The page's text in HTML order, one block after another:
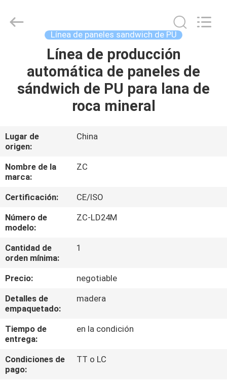
HOGAR
PRODUCTOS
NOSOTROS
VIAJE
DE
LA
FÁBRICA
CONTROL
CALIDAD
ÉNTRENOS
EN
CONTACTO
CON
steelformline.com.
Línea de paneles sandwich de PU
Línea de producción
automática de paneles de
sándwich de PU para lana de
roca mineral
Lugar de
origen:
China
Nombre de la
marca:
ZC
Certificación:
CE/ISO
Número de
modelo:
ZC-LD24M
Cantidad de
orden mínima:
1
Precio:
negotiable
Detalles de
empaquetado:
madera
Tiempo de
entrega:
en la condición
Condiciones de
pago:
TT o LC